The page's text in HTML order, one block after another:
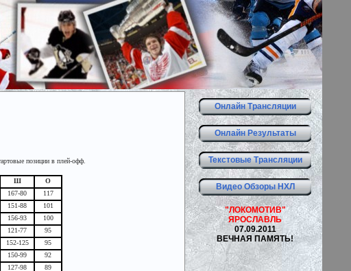
Онлайн Трансляции
Онлайн Результаты
Текстовые Трансляции
Видео Обзоры НХЛ
"ЛОКОМОТИВ"
ЯРОСЛАВЛЬ
07.09.2011
ВЕЧНАЯ ПАМЯТЬ!
позиции в плей-офф.
Ш
О
167-80
117
151-88
101
156-93
100
121-77
95
152-125
95
150-99
92
127-98
89